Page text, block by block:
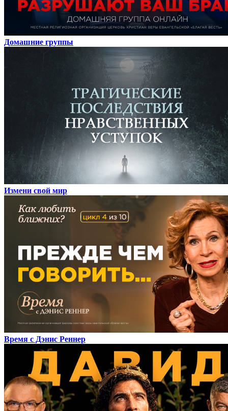
Домашние группы
Измени свой мир
Время с Дэнис Реннер